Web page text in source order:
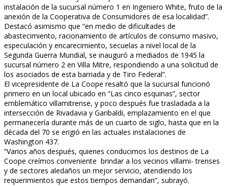
instalación de la sucursal número 1 en Ingeniero White, fruto de la
anexión de la Cooperativa de Consumidores de esa localidad”.
Destacó asimismo que “en medio de dificultades de
abastecimiento, racionamiento de artículos de consumo masivo,
especulación y encarecimiento, secuelas a nivel local de la
Segunda Guerra Mundial, se inauguró a mediados de 1945 la
sucursal número 2 en Villa Mitre, respondiendo a una solicitud de
los asociados de esta barriada y de Tiro Federal”.
El vicepresidente de La Coope resaltó que la sucursal funcionó
primero en un local ubicado en “Las cinco esquinas”, sector
emblemático villamitrense, y poco después fue trasladada a la
intersección de Rivadavia y Garibaldi, emplazamiento en el que
permanecería durante más de un cuarto de siglo, hasta que en la
década del 70 se erigió en las actuales instalaciones de
Washington 437.
“Varios años después, quienes conducimos los destinos de La
Coope creímos conveniente brindar a los vecinos villami- trenses
y de sectores aledaños un mejor servicio, atendiendo los
requerimientos que estos tiempos demandan”, subrayó.